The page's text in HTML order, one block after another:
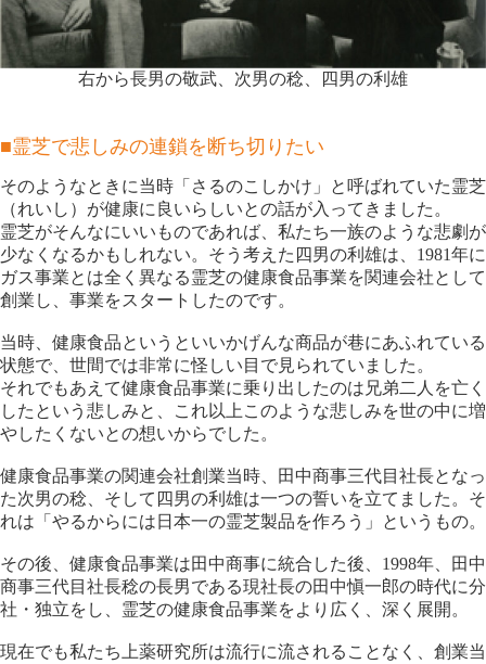
右から長男の敬武、次男の稔、四男の利雄
■霊芝で悲しみの連鎖を断ち切りたい
そのようなときに当時「さるのこしかけ」と呼ばれていた霊芝
（れいし）が健康に良いらしいとの話が入ってきました。
霊芝がそんなにいいものであれば、私たち一族のような悲劇が
少なくなるかもしれない。そう考えた四男の利雄は、1981年に
ガス事業とは全く異なる霊芝の健康食品事業を関連会社として
創業し、事業をスタートしたのです。
当時、健康食品というといいかげんな商品が巷にあふれている
状態で、世間では非常に怪しい目で見られていました。
それでもあえて健康食品事業に乗り出したのは兄弟二人を亡く
したという悲しみと、これ以上このような悲しみを世の中に増
やしたくないとの想いからでした。
健康食品事業の関連会社創業当時、田中商事三代目社長となっ
た次男の稔、そして四男の利雄は一つの誓いを立てました。そ
れは「やるからには日本一の霊芝製品を作ろう」というもの。
その後、健康食品事業は田中商事に統合した後、1998年、田中
商事三代目社長稔の長男である現社長の田中愼一郎の時代に分
社・独立をし、霊芝の健康食品事業をより広く、深く展開。
現在でも私たち上薬研究所は流行に流されることなく、創業当